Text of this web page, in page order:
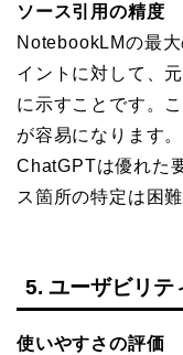
ソース引用の精度
NotebookLMの最
イントに対して、
に示すことです。
が容易になります。
ChatGPTは優れた
ス箇所の特定は困
5. ユーザビリテ
使いやすさの評価